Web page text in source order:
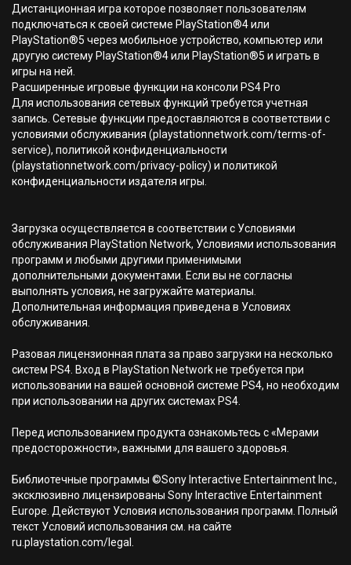
Дистанционная игра которое позволяет пользователям
подключаться к своей системе PlayStation®4 или
PlayStation®5 через мобильное устройство, компьютер или
другую систему PlayStation®4 или PlayStation®5 и играть в
игры на ней.
Расширенные игровые функции на консоли PS4 Pro
Для использования сетевых функций требуется учетная
запись. Сетевые функции предоставляются в соответствии с
условиями обслуживания (playstationnetwork.com/terms-of-
service), политикой конфиденциальности
(playstationnetwork.com/privacy-policy) и политикой
конфиденциальности издателя игры.
Загрузка осуществляется в соответствии с Условиями
обслуживания PlayStation Network, Условиями использования
программ и любыми другими применимыми
дополнительными документами. Если вы не согласны
выполнять условия, не загружайте материалы.
Дополнительная информация приведена в Условиях
обслуживания.
Разовая лицензионная плата за право загрузки на несколько
систем PS4. Вход в PlayStation Network не требуется при
использовании на вашей основной системе PS4, но необходим
при использовании на других системах PS4.
Перед использованием продукта ознакомьтесь с «Мерами
предосторожности», важными для вашего здоровья.
Библиотечные программы ©Sony Interactive Entertainment Inc.,
эксклюзивно лицензированы Sony Interactive Entertainment
Europe. Действуют Условия использования программ. Полный
текст Условий использования см. на сайте
ru.playstation.com/legal.